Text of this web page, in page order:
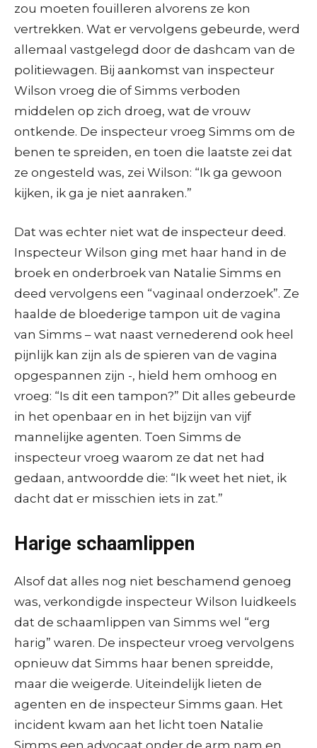
zou moeten fouilleren alvorens ze kon
vertrekken. Wat er vervolgens gebeurde, werd
allemaal vastgelegd door de dashcam van de
politiewagen. Bij aankomst van inspecteur
Wilson vroeg die of Simms verboden
middelen op zich droeg, wat de vrouw
ontkende. De inspecteur vroeg Simms om de
benen te spreiden, en toen die laatste zei dat
ze ongesteld was, zei Wilson: “Ik ga gewoon
kijken, ik ga je niet aanraken.”
Dat was echter niet wat de inspecteur deed.
Inspecteur Wilson ging met haar hand in de
broek en onderbroek van Natalie Simms en
deed vervolgens een “vaginaal onderzoek”. Ze
haalde de bloederige tampon uit de vagina
van Simms – wat naast vernederend ook heel
pijnlijk kan zijn als de spieren van de vagina
opgespannen zijn -, hield hem omhoog en
vroeg: “Is dit een tampon?” Dit alles gebeurde
in het openbaar en in het bijzijn van vijf
mannelijke agenten. Toen Simms de
inspecteur vroeg waarom ze dat net had
gedaan, antwoordde die: “Ik weet het niet, ik
dacht dat er misschien iets in zat.”
Harige schaamlippen
Alsof dat alles nog niet beschamend genoeg
was, verkondigde inspecteur Wilson luidkeels
dat de schaamlippen van Simms wel “erg
harig” waren. De inspecteur vroeg vervolgens
opnieuw dat Simms haar benen spreidde,
maar die weigerde. Uiteindelijk lieten de
agenten en de inspecteur Simms gaan. Het
incident kwam aan het licht toen Natalie
Simms een advocaat onder de arm nam en